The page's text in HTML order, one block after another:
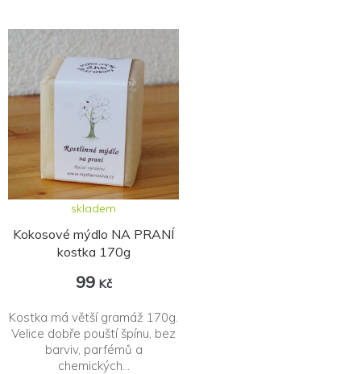
skladem
Kokosové mýdlo NA PRANÍ
kostka 170g
99 Kč
Kostka má větší gramáž 170g.
Velice dobře pouští špínu, bez
barviv, parfémů a
chemických...